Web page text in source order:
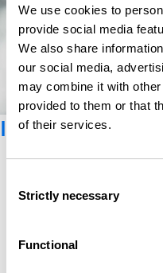
We use cookies to
provide social media
We also share
our social media,
may combine it with
provided to them or that
of their services.
Selection
Strictly necessary
Functional
Inscrivez-vous à